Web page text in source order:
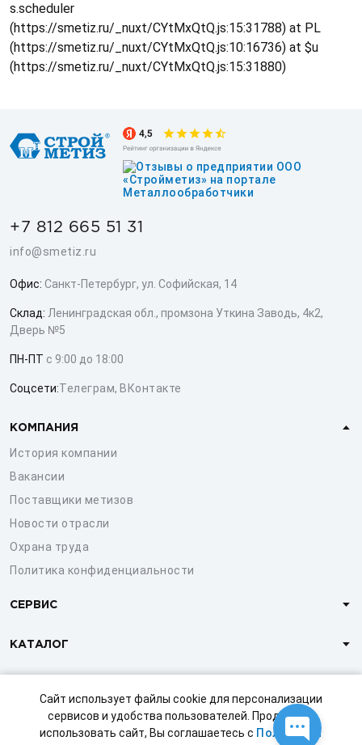
Сайт использует файлы cookie для персонализации
сервисов и удобства пользователей. Продолжая
использовать сайт, Вы соглашаетесь с Политикой
s.scheduler
(https://smetiz.ru/_nuxt/CYtMxQtQ.js:15:31788) at PL
(https://smetiz.ru/_nuxt/CYtMxQtQ.js:10:16736) at $u
(https://smetiz.ru/_nuxt/CYtMxQtQ.js:15:31880)
+7 812 665 51 31
info@smetiz.ru
Офис: Санкт-Петербург, ул. Софийская, 14
Склад: Ленинградская обл., промзона Уткина Заводь, 4к2,
Дверь №5
ПН-ПТ с 9:00 до 18:00
Соцсети:Телеграм, ВКонтакте
КОМПАНИЯ
История компании
Вакансии
Поставщики метизов
Новости отрасли
Охрана труда
Политика конфиденциальности
СЕРВИС
КАТАЛОГ